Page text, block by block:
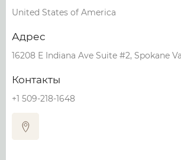
United States of America
Адрес
16208 E Indiana Ave Suite #2, Spokane
Контакты
+1 509-218-1648